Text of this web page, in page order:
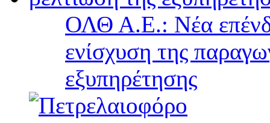
ΟΛΘ Α.Ε.: Νέα
ενίσχυση της
εξυπηρέτησης